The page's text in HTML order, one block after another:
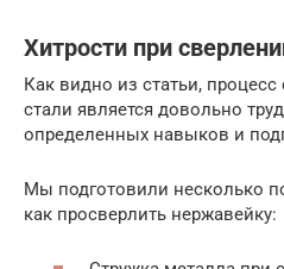
Хитрости при
Как видно из статьи,
стали является довольно
определенных навыков и
Мы подготовили несколько
как просверлить нержавейку: